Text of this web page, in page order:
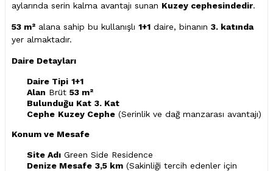
aylarında serin kalma avantajı sunan Kuzey cephesindedir.
53 m² alana sahip bu kullanışlı 1+1 daire, binanın 3. katında
yer almaktadır.
Daire Detayları
Daire Tipi 1+1
Alan Brüt 53 m²
Bulunduğu Kat 3. Kat
Cephe Kuzey Cephe (Serinlik ve dağ manzarası avantajı)
Konum ve Mesafe
Site Adı Green Side Residence
Denize Mesafe 3,5 km (Sakinliği tercih edenler için